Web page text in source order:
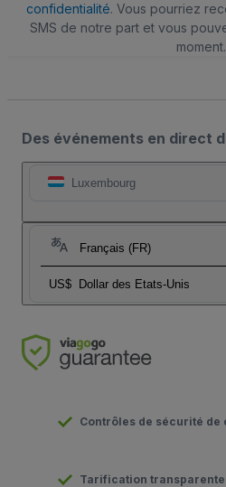
confidentialité. Vous pourriez
SMS de notre part et vous
moment.
Des événements en direct
Luxembourg
Français (FR)
US$ Dollar des Etats-Unis
Contrôles de sécurité de
Tarification transparente